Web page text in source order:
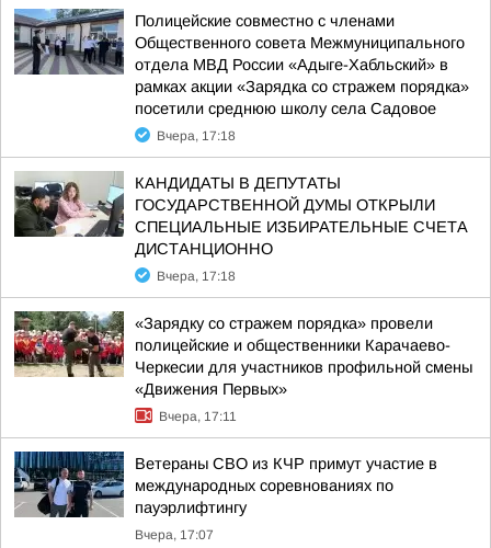
Полицейские совместно с членами
Общественного совета Межмуниципального
отдела МВД России «Адыге-Хабльский» в
рамках акции «Зарядка со стражем порядка»
посетили среднюю школу села Садовое
Вчера, 17:18
КАНДИДАТЫ В ДЕПУТАТЫ
ГОСУДАРСТВЕННОЙ ДУМЫ ОТКРЫЛИ
СПЕЦИАЛЬНЫЕ ИЗБИРАТЕЛЬНЫЕ СЧЕТА
ДИСТАНЦИОННО
Вчера, 17:18
«Зарядку со стражем порядка» провели
полицейские и общественники Карачаево-
Черкесии для участников профильной смены
«Движения Первых»
Вчера, 17:11
Ветераны СВО из КЧР примут участие в
международных соревнованиях по
пауэрлифтингу
Вчера, 17:07